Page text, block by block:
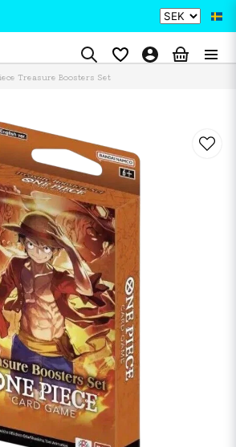
Treasure Boosters Set